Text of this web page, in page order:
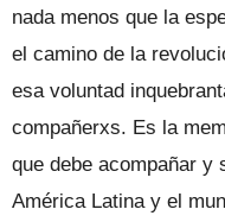
nada menos que la
el camino de la
esa voluntad
compañerxs. Es la
que debe acompañar y
América Latina y el